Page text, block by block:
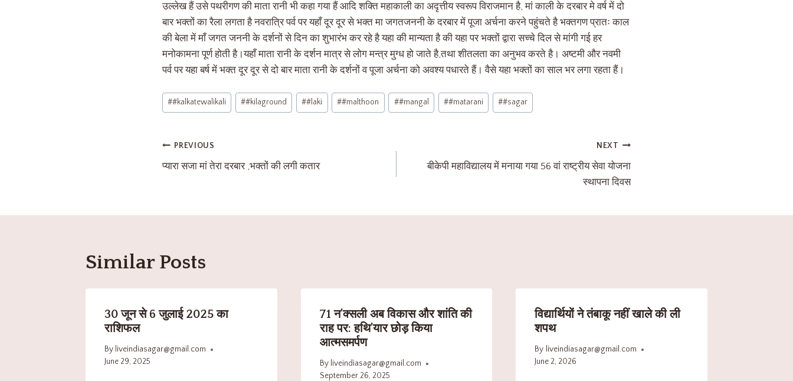
उल्लेख हैं उसे पथरीगण की माता रानी भी कहा गया हैं आदि शक्ति महाकाली का अदृत्तीय स्वरूप विराजमान है, मां काली के दरबार मे वर्ष में दो
बार भक्तों का रैला लगता है नवरात्रि पर्व पर यहाँ दूर दूर से भक्त मा जगतजननी के दरबार में पूजा अर्चना करने पहुंचते है भक्तगण प्रातः काल
की बेला में माँ जगत जननी के दर्शनों से दिन का शुभारंभ कर रहे है यहा की मान्यता है की यहा पर भक्तों द्वारा सच्चे दिल से मांगी गई हर
मनोकामना पूर्ण होती है।यहाँ माता रानी के दर्शन मात्र से लोग मन्त्र मुग्ध हो जाते है,तथा शीतलता का अनुभव करते है। अष्टमी और नवमी
पर्व पर यहा बर्ष में भक्त दूर दूर से दो बार माता रानी के दर्शनों व पूजा अर्चना को अवश्य पधारते हैं। वैसे यहा भक्तों का साल भर लगा रहता हैं।
##kalkatewalikali ##kilaground ##laki ##malthoon ##mangal ##matarani ##sagar
PREVIOUS
प्यारा सजा मां तेरा दरबार ,भक्तों की लगी कतार
NEXT
बीकेपी महाविद्यालय में मनाया गया 56 वां राष्ट्रीय सेवा योजना
स्थापना दिवस
Similar Posts
30 जून से 6 जुलाई 2025 का
राशिफल
By liveindiasagar@gmail.com
June 29, 2025
71 न’क्सली अब विकास और शांति की
राह पर: हथि’यार छोड़ किया
आत्मसमर्पण
By liveindiasagar@gmail.com
September 26, 2025
विद्यार्थियों ने तंबाकू नहीं खाले की ली
शपथ
By liveindiasagar@gmail.com
June 2, 2026